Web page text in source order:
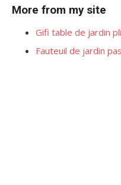
More from my site
Gifi table de jardin
Fauteuil de jardin